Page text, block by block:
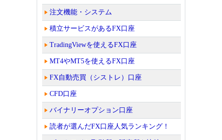
注文機能・システム
積立サービスがあるFX口座
TradingViewを使えるFX口座
MT4やMT5を使えるFX口座
FX自動売買（シストレ）口座
CFD口座
バイナリーオプション口座
読者が選んだFX口座人気ランキング！